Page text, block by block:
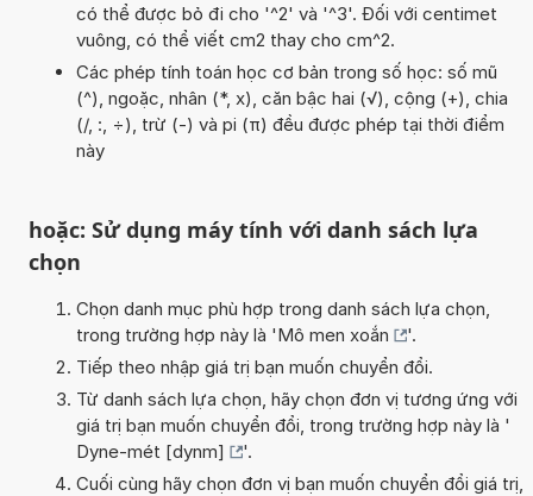
có thể được bỏ đi cho '^2' và '^3'. Đối với centimet
vuông, có thể viết cm2 thay cho cm^2.
Các phép tính toán học cơ bản trong số học: số mũ
(^), ngoặc, nhân (*, x), căn bậc hai (√), cộng (+), chia
(/, :, ÷), trừ (-) và pi (π) đều được phép tại thời điểm
này
hoặc: Sử dụng máy tính với danh sách lựa
chọn
Chọn danh mục phù hợp trong danh sách lựa chọn,
trong trường hợp này là 'Mô men xoắn
'.
Tiếp theo nhập giá trị bạn muốn chuyển đổi.
Từ danh sách lựa chọn, hãy chọn đơn vị tương ứng với
giá trị bạn muốn chuyển đổi, trong trường hợp này là '
Dyne-mét [dynm]
'.
Cuối cùng hãy chọn đơn vị bạn muốn chuyển đổi giá trị,